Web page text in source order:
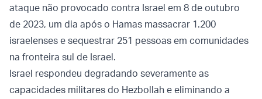
ataque não provocado contra Israel em 8 de outubro
de 2023, um dia após o Hamas massacrar 1.200
israelenses e sequestrar 251 pessoas em comunidades
na fronteira sul de Israel.
Israel respondeu degradando severamente as
capacidades militares do Hezbollah e eliminando a